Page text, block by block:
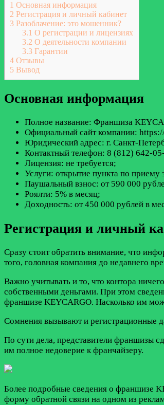
1 Основная информация
2 Регистрация и личный кабинет
3 Разоблачение: это мошенник?
3.1 О регистрации и лицензиях
3.2 О деятельности компании
3.3 Гарантии
4 Отзывы
5 Вывод
Основная информация
Полное название: Франшиза
Официальный сайт компании:
Юридический адрес: г. Санкт-
Контактный телефон: 8 (812) 642-
Лицензия: не требуется;
Услуги: открытие пункта по приему
Паушальный взнос: от 590 000
Роялти: 5% в месяц;
Доходность: от 450 000 рублей в
Регистрация и личный
Сразу стоит обратить внимание, что
того, головная компания до недавнего
Важно учитывать и то, что контора
собственными деньгами. При этом
франшизе KEYCARGO. Насколько им
Сомнения вызывают и регистрационные
По сути дела, представители франшизы
им полное недоверие к франчайзеру.
Более подробные сведения о франшизе
форму обратной связи на одном из